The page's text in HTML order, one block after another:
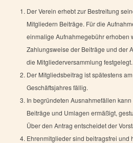
Der Verein erhebt zur Bestreitung
Mitgliedern Beiträge. Für die
einmalige Aufnahmegebühr erhoben
Zahlungsweise der Beiträge und der
die Mitgliederversammlung festgelegt.
Der Mitgliedsbeitrag ist spätestens
Geschäftsjahres fällig.
In begründeten Ausnahmefällen
Beiträge und Umlagen ermäßigt,
Über den Antrag entscheidet der
Ehrenmitglieder sind beitragsfrei und